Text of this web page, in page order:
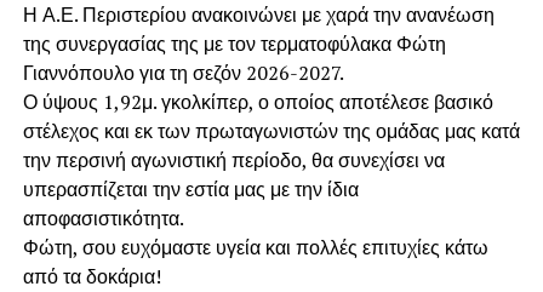
Η Α.Ε. Περιστερίου ανακοινώνει με χαρά την ανανέωση
της συνεργασίας της με τον τερματοφύλακα Φώτη
Γιαννόπουλο για τη σεζόν 2026-2027.
​Ο ύψους 1,92μ. γκολκίπερ, ο οποίος αποτέλεσε βασικό
στέλεχος και εκ των πρωταγωνιστών της ομάδας μας κατά
την περσινή αγωνιστική περίοδο, θα συνεχίσει να
υπερασπίζεται την εστία μας με την ίδια
αποφασιστικότητα.
​Φώτη, σου ευχόμαστε υγεία και πολλές επιτυχίες κάτω
από τα δοκάρια!